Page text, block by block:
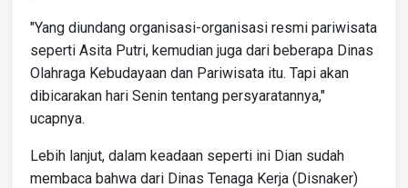
"Yang diundang organisasi-organisasi resmi pariwisata
seperti Asita Putri, kemudian juga dari beberapa Dinas
Olahraga Kebudayaan dan Pariwisata itu. Tapi akan
dibicarakan hari Senin tentang persyaratannya,"
ucapnya.
Lebih lanjut, dalam keadaan seperti ini Dian sudah
membaca bahwa dari Dinas Tenaga Kerja (Disnaker)